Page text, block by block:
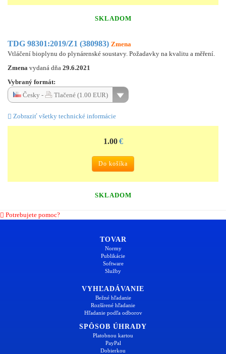
SKLADOM
TDG 98301:2019/Z1 (380983) Zmena
Vtláčení bioplynu do plynárenské soustavy. Požadavky na kvalitu a měření.
Zmena vydaná dňa 29.6.2021
Vybraný formát:
Česky -
Tlačené (1.00 EUR)
Zobraziť všetky technické informácie
1.00 €
Do košíka
SKLADOM
Potrebujete pomoc?
TOVAR
Normy
Publikácie
Software
Služby
VYHĽADÁVANIE
Bežné hľadanie
Rozšírené hľadanie
Hľadanie podľa odborov
SPÔSOB ÚHRADY
Platobnou kartou
PayPal
Dobierkou